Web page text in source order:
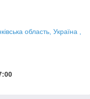
АК, ВЛ, ФЛ,
та ін.);
область, Україна ,